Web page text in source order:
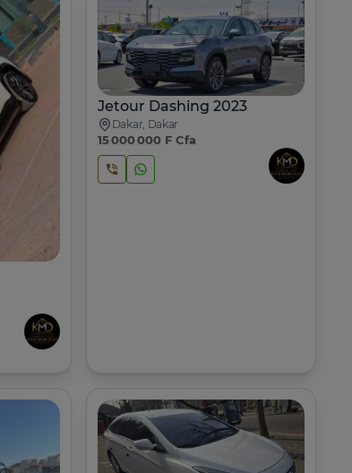
Jetour Dashing 2023
Dakar, Dakar
15 000 000 F Cfa